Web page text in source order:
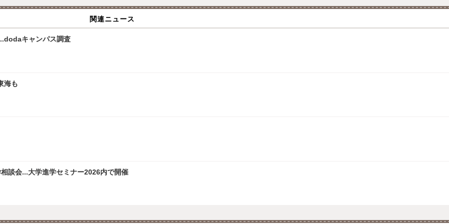
関連ニュース
キャンパス調査
海も
談会...大学進学セミナー2026内で開催